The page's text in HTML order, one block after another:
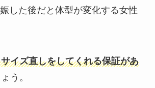
した後だと体型が変化する女性
サイズ直しをしてくれる保証があ
う。